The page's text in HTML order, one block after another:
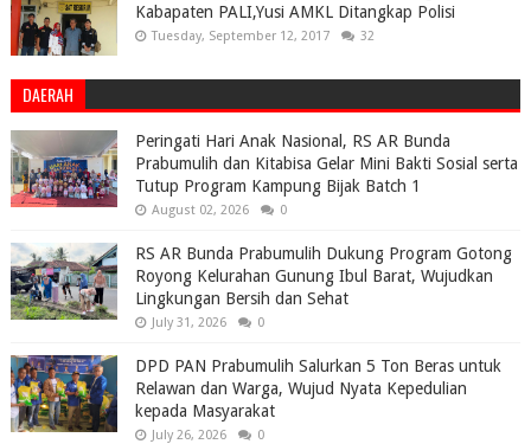
Kabapaten PALI,Yusi AMKL Ditangkap Polisi
Tuesday, September 12, 2017 32
DAERAH
Peringati Hari Anak Nasional, RS AR Bunda
Prabumulih dan Kitabisa Gelar Mini Bakti Sosial serta
Tutup Program Kampung Bijak Batch 1
August 02, 2026 0
RS AR Bunda Prabumulih Dukung Program Gotong
Royong Kelurahan Gunung Ibul Barat, Wujudkan
Lingkungan Bersih dan Sehat
July 31, 2026 0
DPD PAN Prabumulih Salurkan 5 Ton Beras untuk
Relawan dan Warga, Wujud Nyata Kepedulian
kepada Masyarakat
July 26, 2026 0